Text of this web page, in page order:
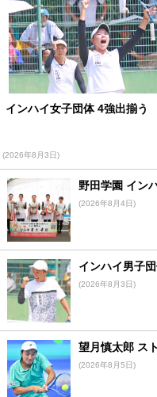
インハイ女子団体 4強出揃う
(2026年8月3日)
野田学園 イン
(2026年8月4日)
インハイ男子
(2026年8月3日)
望月慎太郎 ス
(2026年8月5日)